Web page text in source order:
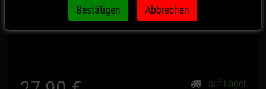
Artikelnummer:
auf Lager